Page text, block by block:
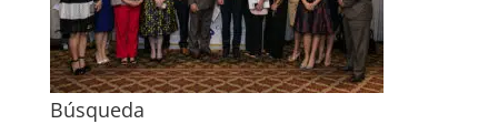
Búsqueda